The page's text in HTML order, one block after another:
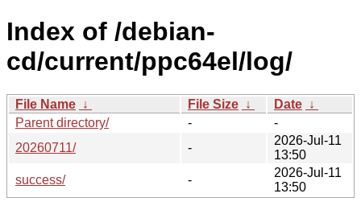
Index of /debian-
cd/current/ppc64el/log/
File Name ↓ File Size ↓ Date ↓
Parent directory/
-
-
20260711/
-
2026-Jul-11
13:50
success/
-
2026-Jul-11
13:50